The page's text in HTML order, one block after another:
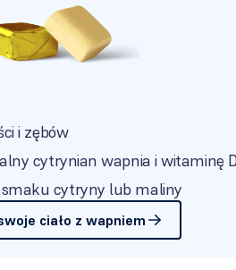
i zębów
cytrynian wapnia i witaminę
cytryny lub maliny
ciało z wapniem